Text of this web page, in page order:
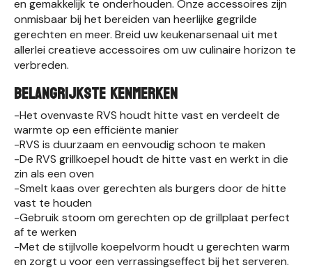
en gemakkelijk te onderhouden. Onze accessoires zijn
onmisbaar bij het bereiden van heerlijke gegrilde
gerechten en meer. Breid uw keukenarsenaal uit met
allerlei creatieve accessoires om uw culinaire horizon te
verbreden.
BELANGRIJKSTE KENMERKEN
-Het ovenvaste RVS houdt hitte vast en verdeelt de
warmte op een efficiënte manier
-RVS is duurzaam en eenvoudig schoon te maken
-De RVS grillkoepel houdt de hitte vast en werkt in die
zin als een oven
-Smelt kaas over gerechten als burgers door de hitte
vast te houden
-Gebruik stoom om gerechten op de grillplaat perfect
af te werken
-Met de stijlvolle koepelvorm houdt u gerechten warm
en zorgt u voor een verrassingseffect bij het serveren.